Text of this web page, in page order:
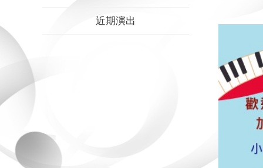
近期演出